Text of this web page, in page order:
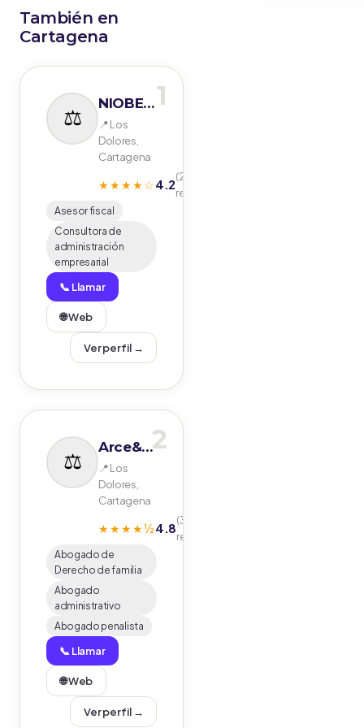
También en
Cartagena
1
NIOBE ASESORES
📍 Los
Dolores,
Cartagena
★★★★☆4.2(280
reseñas)
Asesor fiscal
Consultora de
administración
empresarial
📞 Llamar
🌐 Web
Ver perfil →
2
Arce&Martinez Millennials Abogados
📍 Los
Dolores,
Cartagena
★★★★½4.8(37
reseñas)
Abogado de
Derecho de familia
Abogado
administrativo
Abogado penalista
📞 Llamar
🌐 Web
Ver perfil →